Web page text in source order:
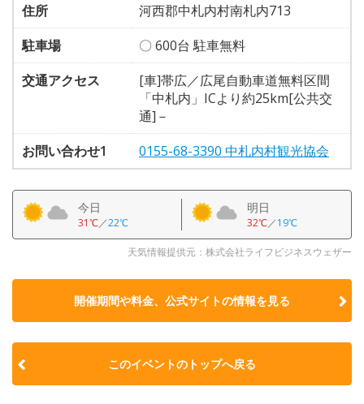
住所
河西郡中札内村南札内713
駐車場
〇 600台 駐車無料
交通アクセス
[車]帯広／広尾自動車道無料区間
「中札内」ICより約25km[公共交
通]－
お問い合わせ1
0155-68-3390 中札内村観光協会
今日
31℃／22℃
明日
32℃／19℃
天気情報提供元：株式会社ライフビジネスウェザー
開催期間や料金、公式サイトの情報を見る
このイベントのトップへ戻る